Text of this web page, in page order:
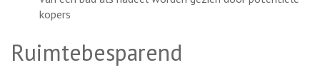
kopers
Ruimtebesparend